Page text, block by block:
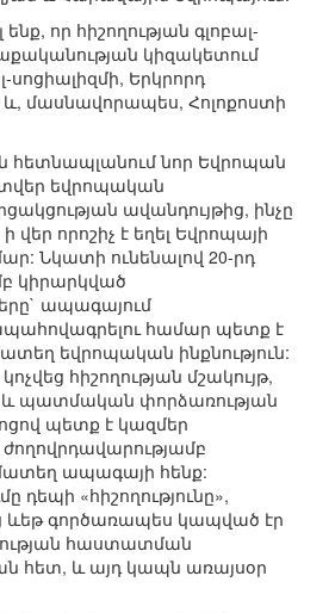
որ հիշողության գլոբալ-
կիզակետում
սոցիալիզմի, Երկրորդ
մասնավորապես, Հոլոքոստի
հետնապլանում նոր Եվրոպան
եվրոպական
ավանդույթից, ինչը
վեր որոշիչ է եղել Եվրոպայի
Նկատի ունենալով 20-րդ
կիրարկված
ապագայում
համար պետք է
եվրոպական ինքնություն:
հիշողության մշակույթ,
և պատմական փորձառության
պետք է կազմեր
ապագայի հենք:
դեպի «հիշողությունը»,
ևեթ գործառապես կապված էր
հաստատման
հետ, և այդ կապն առայսօր